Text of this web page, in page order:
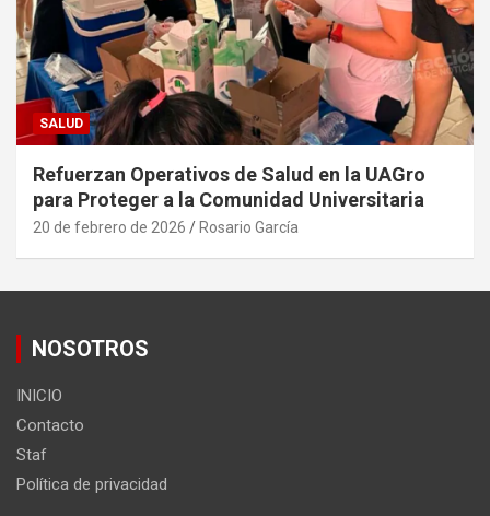
SALUD
Refuerzan Operativos de Salud en la UAGro
para Proteger a la Comunidad Universitaria
20 de febrero de 2026 Rosario García
NOSOTROS
INICIO
Contacto
Staf
Política de privacidad